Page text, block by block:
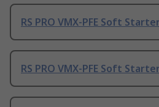
RS PRO VMX-PFE Soft
RS PRO VMX-PFE Soft